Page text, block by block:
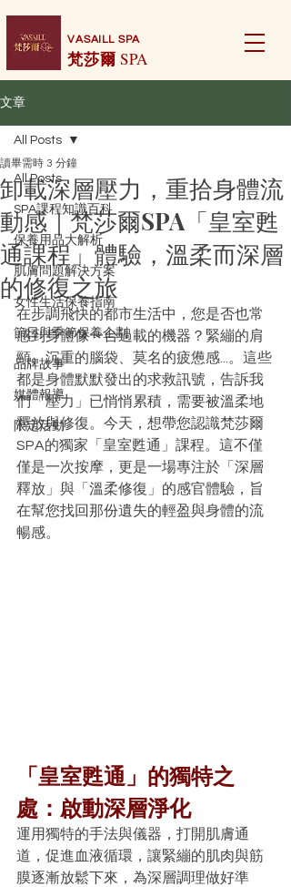
梵莎爾SPA
VASAILL SPA
文章
All Posts
SPA課程知識百科
保養用品大解析
肌膚問題解決方案
女性生活保養指南
節日與季節保養企劃
品牌故事
媒體報導
限定活動
All Posts
卸載深層壓力，重拾身體流
動感｜梵莎爾SPA「皇室甦
通課程」體驗，溫柔而深層
的修復之旅
讀畢需時 3 分鐘
在步調飛快的都市生活中，您是否也常
感到身體像一台過載的機器？緊繃的肩
頸、沉重的腦袋、莫名的疲憊感...。這些
都是身體默默發出的求救訊號，告訴我
們「壓力」已悄悄累積，需要被溫柔地
釋放與修復。今天，想帶您認識梵莎爾
SPA的獨家「皇室甦通」課程。這不僅
僅是一次按摩，更是一場專注於「深層
釋放」與「溫柔修復」的感官體驗，旨
在幫您找回那份遺失的輕盈與身體的流
暢感。
「皇室甦通」的獨特之
處：啟動深層淨化
運用獨特的手法與儀器，打開肌膚通
道，促進血液循環，讓緊繃的肌肉與筋
膜逐漸放鬆下來，為深層調理做好準